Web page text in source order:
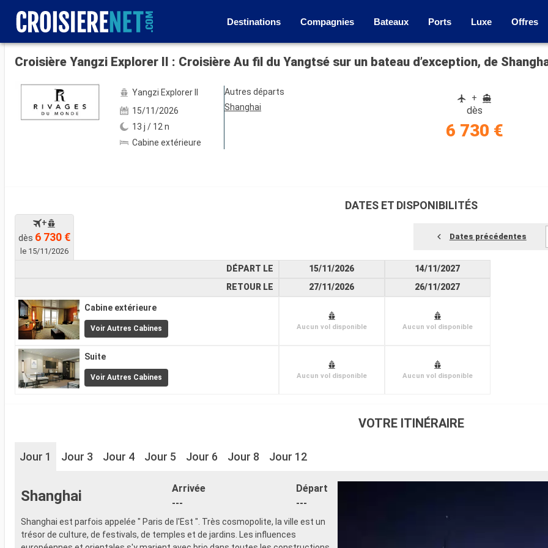
Destinations Compagnies Bateaux Ports Luxe Offres
Voir les 12 autres photos
Croisière Yangzi Explorer II : Croisière Au fil du Yangtsé sur un bateau d’exception, de
Yangzi Explorer II
15/11/2026
13 j / 12 n
Cabine extérieure
Autres départs
Shanghai
+
dès
6 730 €
DATES ET DISPONIBILITÉS
+
dès 6 730 €
le 15/11/2026
Dates précédentes
DÉPART LE
RETOUR LE
Cabine extérieure
Voir Autres Cabines
Suite
Voir Autres Cabines
15/11/2026
27/11/2026
Aucun vol disponible
Aucun vol disponible
14/11/2027
26/11/2027
Aucun vol disponible
Aucun vol disponible
VOTRE ITINÉRAIRE
Jour 1 Jour 3 Jour 4 Jour 5 Jour 6 Jour 8 Jour 12
Shanghai
Arrivée
---
Départ
---
Shanghai est parfois appelée " Paris de l'Est ". Très cosmopolite, la ville est un
trésor de culture, de festivals, de temples et de jardins. Les influences